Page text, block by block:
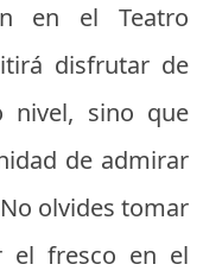
en el Teatro
disfrutar de
nivel, sino que
de admirar
olvides tomar
el fresco en el